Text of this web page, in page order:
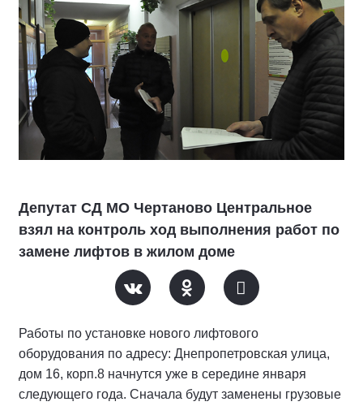
Депутат СД МО Чертаново Центральное
взял на контроль ход выполнения работ по
замене лифтов в жилом доме
Работы по установке нового лифтового
оборудования по адресу: Днепропетровская улица,
дом 16, корп.8 начнутся уже в середине января
следующего года. Сначала будут заменены грузовые